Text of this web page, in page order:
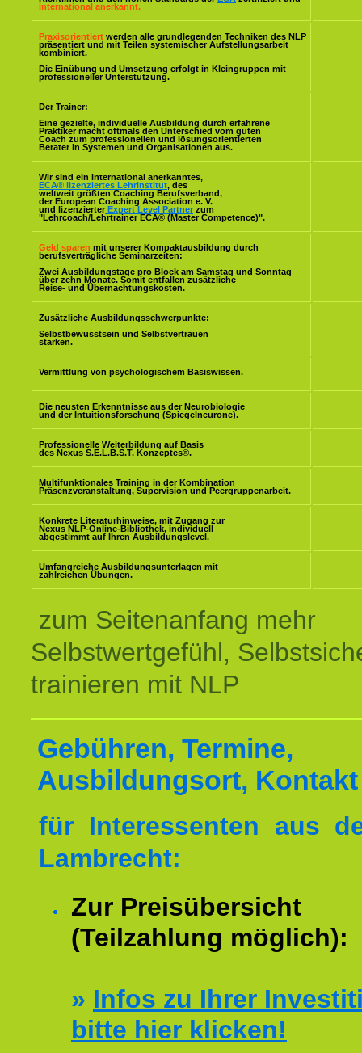
international anerkannt.
Praxisorientiert werden alle grundlegenden Techniken des NLP
präsentiert und mit Teilen systemischer Aufstellungsarbeit
kombiniert.
Die Einübung und Umsetzung erfolgt in Kleingruppen mit
professioneller Unterstützung.
Der Trainer:
Eine gezielte, individuelle Ausbildung durch erfahrene
Praktiker macht oftmals den Unterschied vom guten
Coach zum professionellen und lösungsorientierten
Berater in Systemen und Organisationen aus.
Wir sind ein international anerkanntes,
ECA® lizenziertes Lehrinstitut, des
weltweit größten Coaching Berufsverband,
der European Coaching Association e. V.
und lizenzierter Expert Level Partner zum
"Lehrcoach/Lehrtrainer ECA® (Master Competence)".
Geld sparen mit unserer Kompaktausbildung durch
berufsverträgliche Seminarzeiten:
Zwei Ausbildungstage pro Block am Samstag und Sonntag
über zehn Monate. Somit entfallen zusätzliche
Reise- und Übernachtungskosten.
Zusätzliche Ausbildungsschwerpunkte:
Selbstbewusstsein und Selbstvertrauen
stärken.
Vermittlung von psychologischem Basiswissen.
Die neusten Erkenntnisse aus der Neurobiologie
und der Intuitionsforschung (Spiegelneurone).
Professionelle Weiterbildung auf Basis
des Nexus S.E.L.B.S.T. Konzeptes®.
Multifunktionales Training in der Kombination
Präsenzveranstaltung, Supervision und Peergruppenarbeit.
Konkrete Literaturhinweise, mit Zugang zur
Nexus NLP-Online-Bibliothek, individuell
abgestimmt auf Ihren Ausbildungslevel.
Umfangreiche Ausbildungsunterlagen mit
zahlreichen Übungen.
zum Seitenanfang mehr
Selbstwertgefühl,
trainieren mit NLP
Gebühren, Termine,
Ausbildungsort, Kontakt
für Interessenten aus
Lambrecht:
Zur Preisübersicht
(Teilzahlung möglich):
» Infos zu Ihrer
bitte hier klicken!